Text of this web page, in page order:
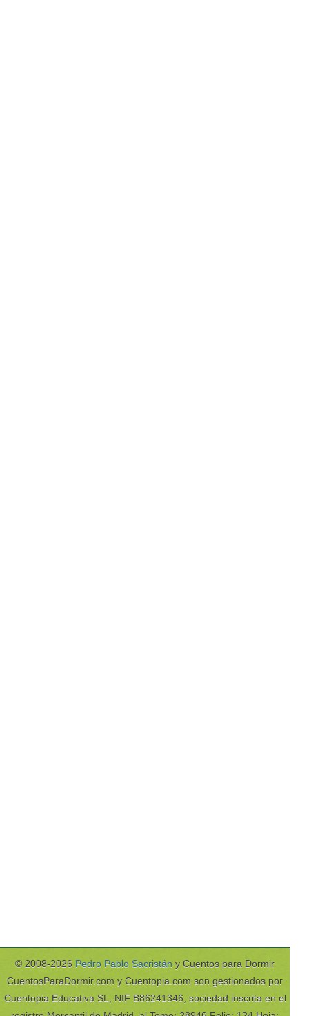
© 2008-2026 Pedro Pablo Sacristán y Cuentos para Dormir
CuentosParaDormir.com y Cuentopia.com son gestionados por
Cuentopia Educativa SL, NIF B86241346, sociedad inscrita en el